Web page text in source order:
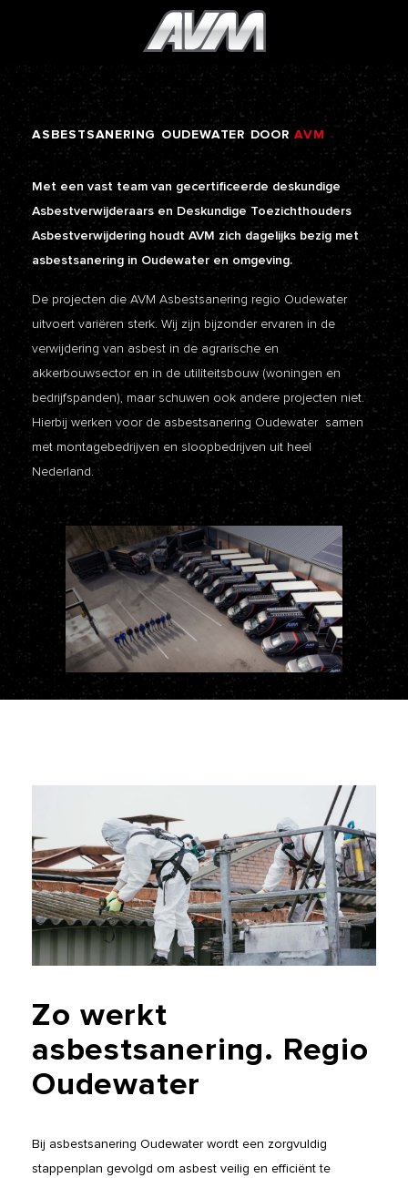
ASBESTSANERING OUDEWATER DOOR AVM
Met een vast team van gecertificeerde deskundige
Asbestverwijderaars en Deskundige Toezichthouders
Asbestverwijdering houdt AVM zich dagelijks bezig met
asbestsanering in Oudewater en omgeving.
De projecten die AVM Asbestsanering regio Oudewater
uitvoert variëren sterk. Wij zijn bijzonder ervaren in de
verwijdering van asbest in de agrarische en
akkerbouwsector en in de utiliteitsbouw (woningen en
bedrijfspanden), maar schuwen ook andere projecten niet.
Hierbij werken voor de asbestsanering Oudewater samen
met montagebedrijven en sloopbedrijven uit heel
Nederland.
Zo werkt
asbestsanering. Regio
Oudewater
Bij asbestsanering Oudewater wordt een zorgvuldig
stappenplan gevolgd om asbest veilig en efficiënt te